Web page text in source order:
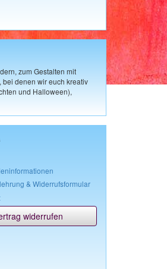
zum Gestalten mit
denen wir euch kreativ
und Halloween),
& Widerrufsformular
widerrufen